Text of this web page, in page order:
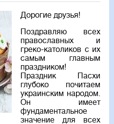
Дорогие друзья!
Поздравляю всех
православных и
греко-католиков с их
самым главным
праздником!
Праздник Пасхи
глубоко почитаем
украинским народом.
Он имеет
фундаментальное
значение для всех